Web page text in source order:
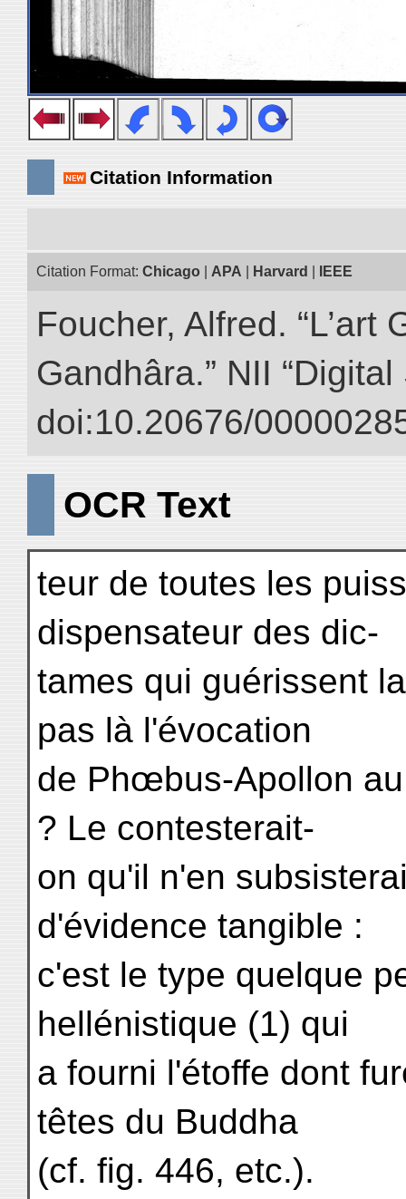
Citation Information
Citation Format: Chicago APA Harvard IEEE
Foucher, Alfred.
Gandhâra.” NII
doi:10.20676/
OCR Text
teur de toutes les
dispensateur des dic-
tames qui guérissent
pas là l'évocation
de Phœbus-Apollon
? Le contesterait-
on qu'il n'en
d'évidence tangible :
c'est le type quelque
hellénistique (1) qui
a fourni l'étoffe dont
têtes du Buddha
(cf. fig. 446, etc.).